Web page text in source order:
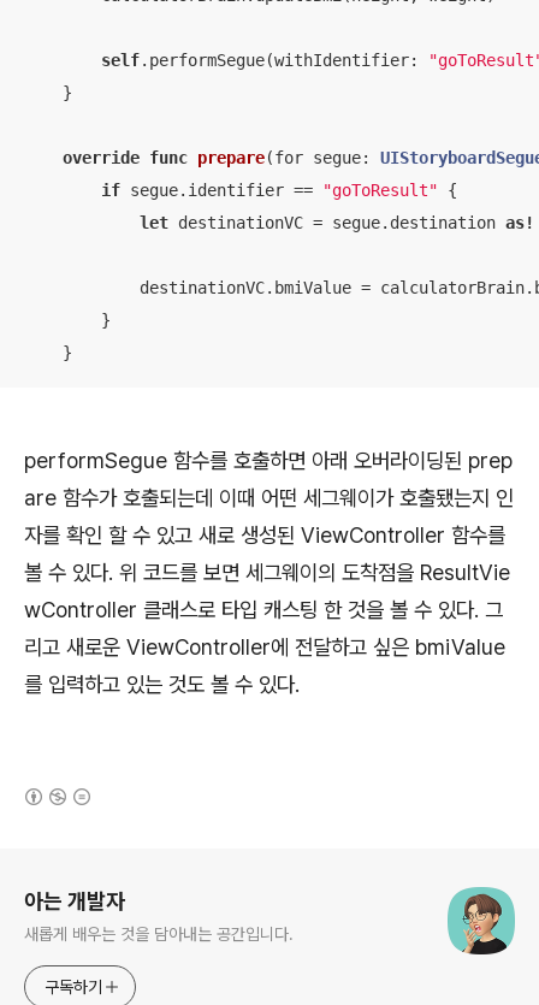
self.performSegue(withIdentifier:
    }
override func prepare(for segue:
if segue.identifier == "goToResult" {
let destinationVC = segue.destination as!
            destinationVC.bmiValue
=
        }
    }
performSegue 함수를 호출하면 아래 오버라이딩된 prep
are 함수가 호출되는데 이때 어떤 세그웨이가 호출됐는지 인
자를 확인 할 수 있고 새로 생성된 ViewController 함수를
볼 수 있다. 위 코드를 보면 세그웨이의 도착점을 ResultVie
wController 클래스로 타입 캐스팅 한 것을 볼 수 있다. 그
리고 새로운 ViewController에 전달하고 싶은 bmiValue
를 입력하고 있는 것도 볼 수 있다.
아는 개발자
새롭게 배우는 것을 담아내는 공간입니다.
구독하기